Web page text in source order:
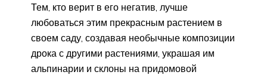
Тем, кто верит в его негатив, лучше
любоваться этим прекрасным растением в
своем саду, создавая необычные композиции
дрока с другими растениями, украшая им
альпинарии и склоны на придомовой